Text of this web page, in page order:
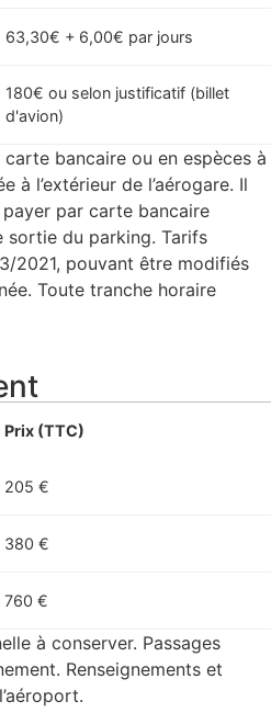
63,30€ + 6,00€ par jours
180€ ou selon justificatif (billet
d'avion)
bancaire ou en espèces à
à l’extérieur de l’aérogare. Il
par carte bancaire
sortie du parking. Tarifs
2021, pouvant être modifiés
Toute tranche horaire
Prix (TTC)
205 €
380 €
760 €
à conserver. Passages
Renseignements et